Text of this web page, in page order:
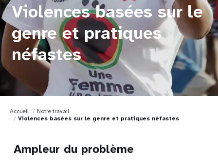
Violences basées sur le
genre et pratiques
néfastes
Accueil
Notre travail
Violences basées sur le genre et pratiques néfastes
Ampleur du problème